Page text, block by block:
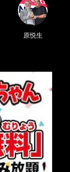
原悦生